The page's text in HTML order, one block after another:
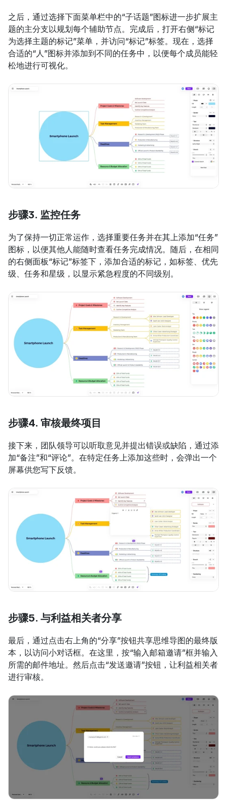
之后，通过选择下面菜单栏中的“子话题”图标进一步扩展主
题的主分支以规划每个辅助节点。完成后，打开右侧“标记
为选择主题的标记”菜单，并访问“标记”标签。现在，选择
合适的“人”图标并添加到不同的任务中，以便每个成员能轻
松地进行可视化。
步骤3. 监控任务
为了保持一切正常运作，选择重要任务并在其上添加“任务”
图标，以便其他人能随时查看任务完成情况。随后，在相同
的右侧面板“标记”标签下，添加合适的标记，如标签、优先
级、任务和星级，以显示紧急程度的不同级别。
步骤4. 审核最终项目
接下来，团队领导可以听取意见并提出错误或缺陷，通过添
加“备注”和“评论”。在特定任务上添加这些时，会弹出一个
屏幕供您写下反馈。
步骤5. 与利益相关者分享
最后，通过点击右上角的“分享”按钮共享思维导图的最终版
本，以访问小对话框。在这里，按“输入邮箱邀请”框并输入
所需的邮件地址。然后点击“发送邀请”按钮，让利益相关者
进行审核。